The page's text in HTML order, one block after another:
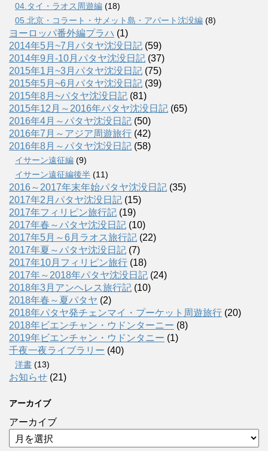
04.タイ・ラオス周遊編 (18)
05.北京・コラート・サメット島・アパート沈没編 (8)
ヨーロッパ番外編プラハ (1)
2014年5月~7月パタヤ沈没日記 (59)
2014年9月-10月パタヤ沈没日記 (37)
2015年1月~3月パタヤ沈没日記 (75)
2015年5月~6月パタヤ沈没日記 (39)
2015年8月~パタヤ沈没日記 (81)
2015年12月～2016年パタヤ沈没日記 (65)
2016年4月～パタヤ沈没日記 (50)
2016年7月～アジア周遊旅行 (42)
2016年8月～パタヤ沈没日記 (58)
イサーン遠征編 (9)
イサーン遠征編後半 (11)
2016～2017年末年始パタヤ沈没日記 (35)
2017年2月パタヤ沈没日記 (15)
2017年フィリピン旅行記 (19)
2017年春～パタヤ沈没日記 (10)
2017年5月～6月ラオス旅行記 (22)
2017年夏～パタヤ沈没日記 (7)
2017年10月フィリピン旅行 (18)
2017年～2018年パタヤ沈没日記 (24)
2018年3月アンヘレス旅行記 (10)
2018年春～夏パタヤ (2)
2018年パタヤ発チェンマイ・プーケット周遊旅行 (20)
2018年ビエンチャン・ウドンターニー (8)
2019年ビエンチャン・ウドンタニー (1)
千夜一夜ライブラリー (40)
洋書 (13)
お知らせ (21)
アーカイブ
アーカイブ